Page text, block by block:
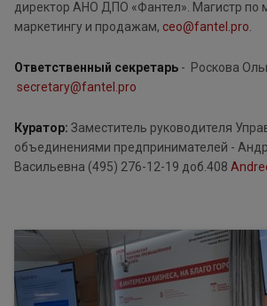
директор АНО ДПО «Фантел». Магистр по
маркетингу и продажам, ceo@fantel.pro.
Ответственный секретарь - Роскова
secretary@fantel.pro
Куратор: Заместитель руководителя
объединениями предпринимателей -
Васильевна (495) 276-12-19 доб.408